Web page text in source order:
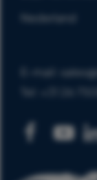
Nederland
E-mail: